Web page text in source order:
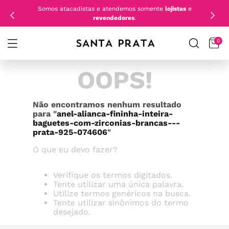
Somos atacadistas e atendemos somente lojistase
revendedores.
0
OOPS!
Não encontramos nenhum resultado
para "anel-alianca-fininha-inteira-
baguetes-com-zirconias-brancas---
prata-925-074606"
O que eu devo fazer?
Verifique os termos digitados.
Tente utilizar uma única palavra.
Utilize termos genéricos na busca.
Tente utilizar sinônimos do termo
desejado.